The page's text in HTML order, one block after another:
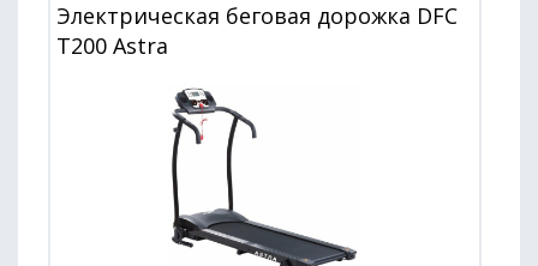
Электрическая беговая дорожка DFC
T200 Astra